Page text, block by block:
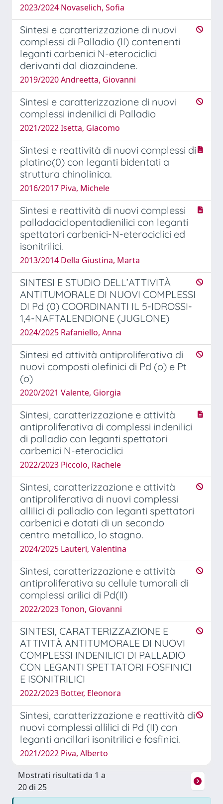
2023/2024 Novaselich, Sofia
Sintesi e caratterizzazione di nuovi
complessi di Palladio (II) contenenti
leganti carbenici N-eterociclici
derivanti dal diazaindene.
2019/2020 Andreetta, Giovanni
Sintesi e caratterizzazione di nuovi
complessi indenilici di Palladio
2021/2022 Isetta, Giacomo
Sintesi e reattività di nuovi complessi di
platino(0) con leganti bidentati a
struttura chinolinica.
2016/2017 Piva, Michele
Sintesi e reattività di nuovi complessi
palladaciclopentadienilici con leganti
spettatori carbenici-N-eterociclici ed
isonitrilici.
2013/2014 Della Giustina, Marta
SINTESI E STUDIO DELL’ATTIVITÀ
ANTITUMORALE DI NUOVI COMPLESSI
DI Pd (0) COORDINANTI IL 5-IDROSSI-
1,4-NAFTALENDIONE (JUGLONE)
2024/2025 Rafaniello, Anna
Sintesi ed attività antiproliferativa di
nuovi composti olefinici di Pd (o) e Pt
(o)
2020/2021 Valente, Giorgia
Sintesi, caratterizzazione e attività
antiproliferativa di complessi indenilici
di palladio con leganti spettatori
carbenici N-eterociclici
2022/2023 Piccolo, Rachele
Sintesi, caratterizzazione e attività
antiproliferativa di nuovi complessi
allilici di palladio con leganti spettatori
carbenici e dotati di un secondo
centro metallico, lo stagno.
2024/2025 Lauteri, Valentina
Sintesi, caratterizzazione e attività
antiproliferativa su cellule tumorali di
complessi arilici di Pd(II)
2022/2023 Tonon, Giovanni
SINTESI, CARATTERIZZAZIONE E
ATTIVITÀ ANTITUMORALE DI NUOVI
COMPLESSI INDENILICI DI PALLADIO
CON LEGANTI SPETTATORI FOSFINICI
E ISONITRILICI
2022/2023 Botter, Eleonora
Sintesi, caratterizzazione e reattività di
nuovi complessi allilici di Pd (II) con
leganti ancillari isonitrilici e fosfinici.
2021/2022 Piva, Alberto
Mostrati risultati da 1 a
20 di 25